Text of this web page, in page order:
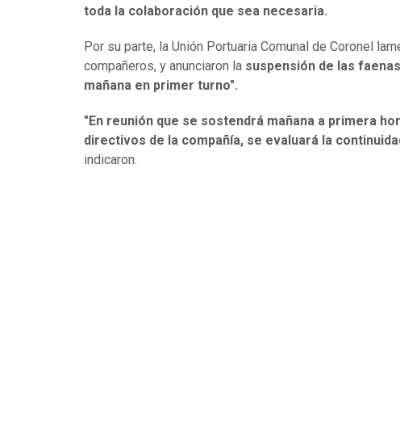
toda la colaboración que sea necesaria.
Por su parte, la Unión Portuaria Comunal de Coronel
compañeros, y anunciaron la suspensión de las
mañana en primer turno".
"En reunión que se sostendrá mañana a primera
directivos de la compañía, se evaluará la
indicaron.